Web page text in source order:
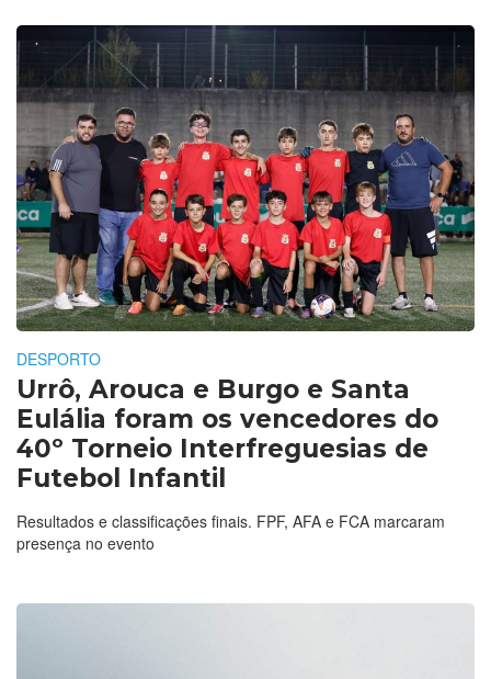
DESPORTO
Urrô, Arouca e Burgo e Santa
Eulália foram os vencedores do
40º Torneio Interfreguesias de
Futebol Infantil
Resultados e classificações finais. FPF, AFA e FCA marcaram
presença no evento